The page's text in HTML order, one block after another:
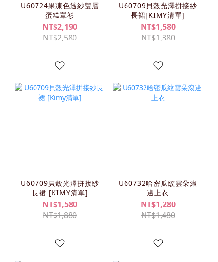
U60724果凍色透紗雙層
蛋糕罩衫
NT$2,190
NT$2,580
U60709貝殼光澤拼接紗
長裙[KIMY清單]
NT$1,580
NT$1,880
U60709貝殼光澤拼接紗
長裙 [KIMY清單]
NT$1,580
NT$1,880
U60732哈密瓜紋雲朵滾
邊上衣
NT$1,280
NT$1,480